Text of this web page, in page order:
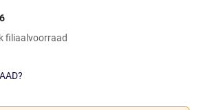
filiaalvoorraad